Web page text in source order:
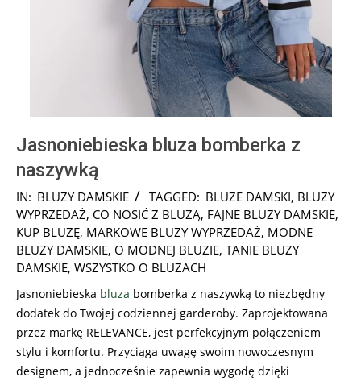
Jasnoniebieska bluza bomberka z
naszywką
2024-
08-
06
IN: BLUZY DAMSKIE TAGGED: BLUZE DAMSKI, BLUZY
WYPRZEDAŻ, CO NOSIĆ Z BLUZĄ, FAJNE BLUZY DAMSKIE,
KUP BLUZĘ, MARKOWE BLUZY WYPRZEDAŻ, MODNE
BLUZY DAMSKIE, O MODNEJ BLUZIE, TANIE BLUZY
DAMSKIE, WSZYSTKO O BLUZACH
Jasnoniebieska bluza bomberka z naszywką to niezbędny
dodatek do Twojej codziennej garderoby. Zaprojektowana
przez markę RELEVANCE, jest perfekcyjnym połączeniem
stylu i komfortu. Przyciąga uwagę swoim nowoczesnym
designem, a jednocześnie zapewnia wygodę dzięki